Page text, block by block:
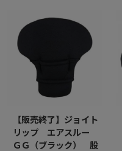
【販売終了】ジョイト
リップ エアスルー
ＧＧ（ブラック） 股